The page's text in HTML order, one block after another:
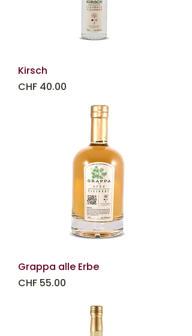
Kirsch
Prezzo
CHF 40.00
Grappa alle Erbe
Prezzo
CHF 55.00